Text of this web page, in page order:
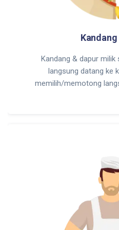
Kandang & dapur milik
langsung datang ke
memilih/memotong